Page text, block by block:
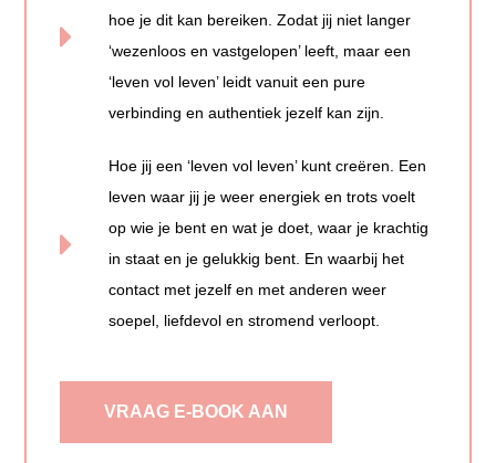
hoe je dit kan bereiken. Zodat jij niet langer
‘wezenloos en vastgelopen’ leeft, maar een
‘leven vol leven’ leidt vanuit een pure
verbinding en authentiek jezelf kan zijn.
Hoe jij een ‘leven vol leven’ kunt creëren. Een
leven waar jij je weer energiek en trots voelt
op wie je bent en wat je doet, waar je krachtig
in staat en je gelukkig bent. En waarbij het
contact met jezelf en met anderen weer
soepel, liefdevol en stromend verloopt.
VRAAG E-BOOK AAN